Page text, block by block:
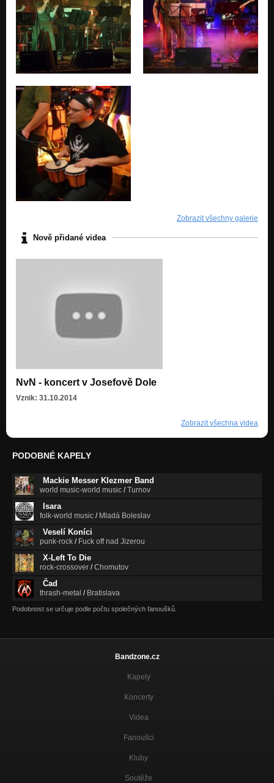
Zobrazit všechny galerie
Nově přidané videa
NvN - koncert v Josefově Dole
Vznik: 31.10.2014
Zobrazit všechna videa
PODOBNÉ KAPELY
Mackie Messer Klezmer Band
world music-world music /Turnov
Isara
folk-world music / Mladá Boleslav
Veselí Koníci
punk-rock / Fuck off nad Jizerou
X-Left To Die
rock-crossover /Chomutov
Čad
thrash-metal / Bratislava
Podobnost se určuje podle počtu společných fanoušků.
Bandzone.cz
Kapely
Koncerty
Videa
Fanoušci
Kluby
Soutěže